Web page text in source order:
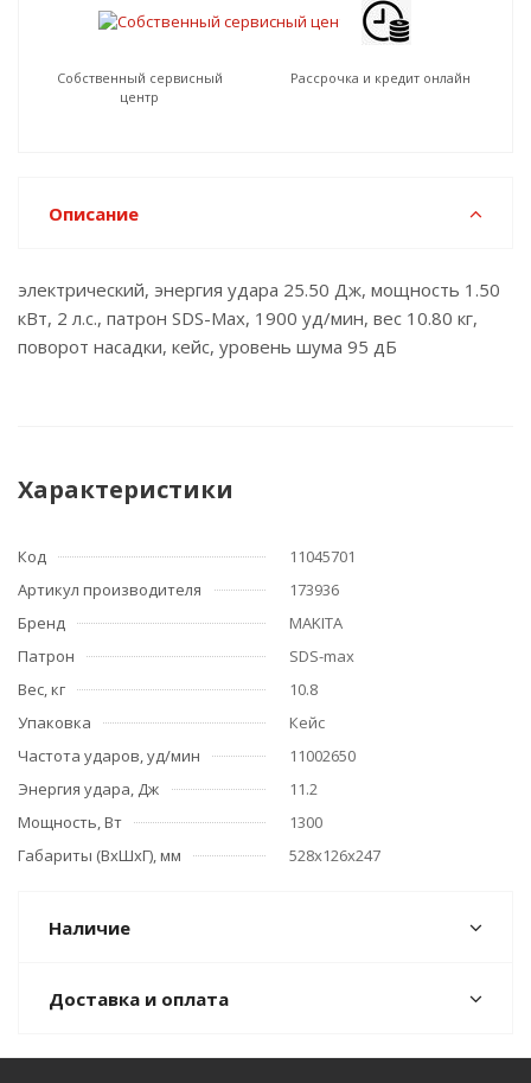
Собственный сервисный
центр
Рассрочка и кредит онлайн
Описание
электрический, энергия удара 25.50 Дж, мощность 1.50
кВт, 2 л.с., патрон SDS-Max, 1900 уд/мин, вес 10.80 кг,
поворот насадки, кейс, уровень шума 95 дБ
Характеристики
Код
11045701
Артикул производителя
173936
Бренд
MAKITA
Патрон
SDS-max
Вес, кг
10.8
Упаковка
Кейс
Частота ударов, уд/мин
11002650
Энергия удара, Дж
11.2
Мощность, Вт
1300
Габариты (ВхШхГ), мм
528х126х247
Наличие
Доставка и оплата